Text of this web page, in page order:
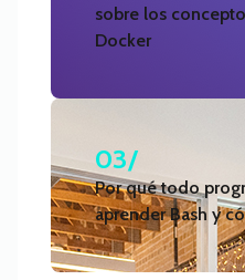
sobre los
Docker
03/
Por qué todo
aprender Bash y